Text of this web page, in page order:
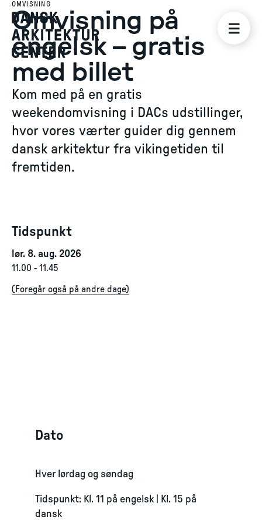
OMVISNING
Omvisning på
engelsk – gratis
med billet
Kom med på en gratis
weekendomvisning i DACs udstillinger,
hvor vores værter guider dig gennem
dansk arkitektur fra vikingetiden til
fremtiden.
Tidspunkt
lør. 8. aug. 2026
11.00 - 11.45
( Foregår også på andre dage)
Dato
Hver lørdag og søndag
Tidspunkt: Kl. 11 på engelsk | Kl. 15 på
dansk